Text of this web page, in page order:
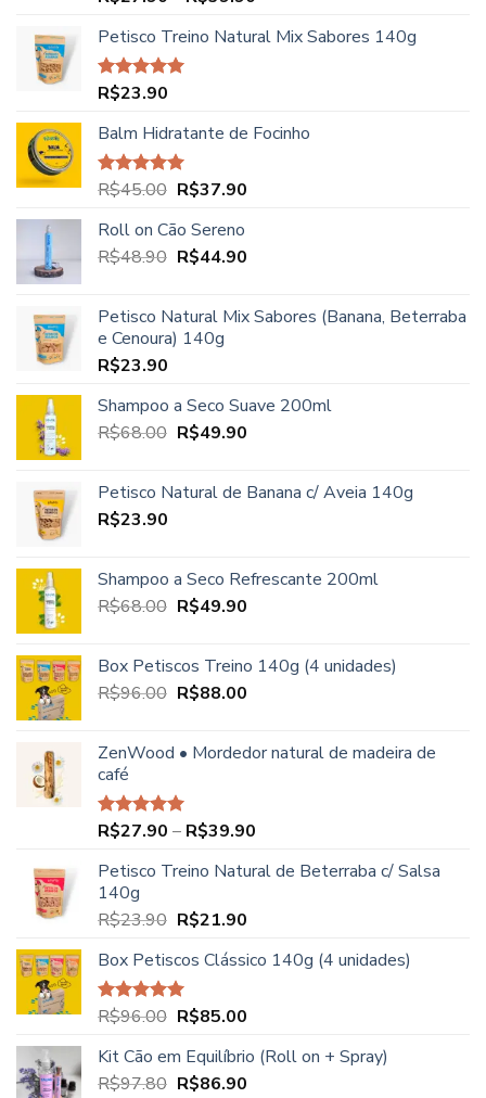
preço:
Petisco Treino Natural Mix Sabores 140g
Avaliação
R$23.90
Balm Hidratante de Focinho
Avaliação
R$45.00 O
original
era:
R$37.90O
é:
Roll on Cão Sereno
R$48.90 O
era:
R$48.90.
R$44.90O
é:
Petisco Natural Mix Sabores (Banana, Beterraba
e Cenoura) 140g
R$23.90
Shampoo a Seco Suave 200ml
R$68.00 O
era:
R$49.90O
é:
Petisco Natural de Banana c/ Aveia 140g
R$23.90
Shampoo a Seco Refrescante 200ml
R$68.00 O
era:
R$68.00.
R$49.90O
é:
R$49.90.
Box Petiscos Treino 140g (4 unidades)
R$96.00 O
era:
R$88.00O
é:
ZenWood • Mordedor natural de madeira de
café
Avaliação
R$27.90 – R$39.90
preço:
Petisco Treino Natural de Beterraba c/ Salsa
140g
R$23.90 O
original
era:
R$23.90.
R$21.90O
atual
R$21.90.
Box Petiscos Clássico 140g (4 unidades)
Avaliação
R$96.00 O
original
era:
R$85.00O
atual
é:
Kit Cão em Equilíbrio (Roll on + Spray)
R$97.80 O
R$86.90O